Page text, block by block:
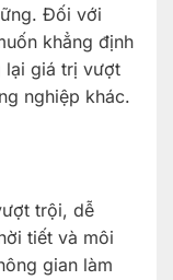
Đối với
khẳng định
lại giá trị vượt
nghiệp khác.
trội, dễ
tiết và môi
gian làm